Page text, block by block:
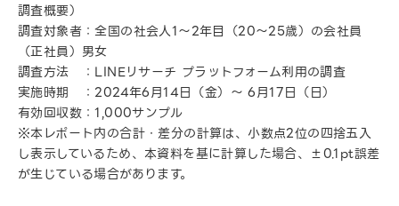
調査概要）
調査対象者：全国の社会人1～2年目（20～25歳）の会社員
（正社員）男女
調査方法 ：LINEリサーチ プラットフォーム利用の調査
実施時期 ：2024年6月14日（金）～ 6月17日（日）
有効回収数：1,000サンプル
※本レポート内の合計・差分の計算は、小数点2位の四捨五入
し表示しているため、本資料を基に計算した場合、±0.1pt誤差
が生じている場合があります。